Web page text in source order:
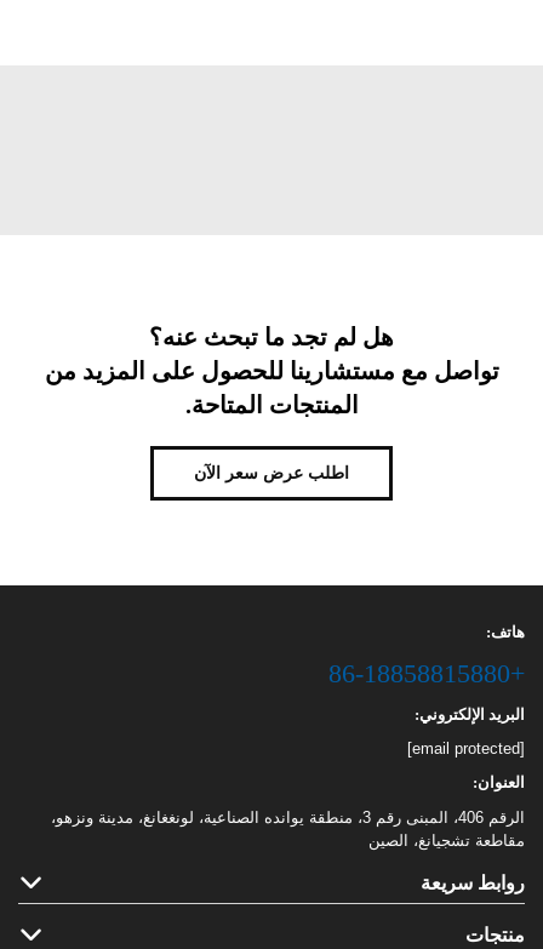
هل لم تجد ما تبحث عنه؟
تواصل مع مستشارينا للحصول على المزيد من
المنتجات المتاحة.
اطلب عرض سعر الآن
هاتف:
+86-18858815880
البريد الإلكتروني:
[email protected]
العنوان:
الرقم 406، المبنى رقم 3، منطقة يوانده الصناعية، لونغغانغ، مدينة ونزهو،
مقاطعة تشجيانغ، الصين
روابط سريعة
منتجات